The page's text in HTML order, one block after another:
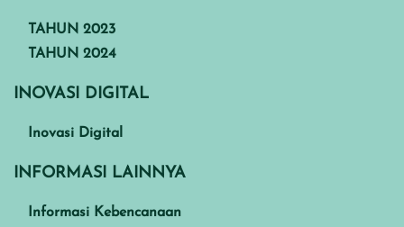
TAHUN 2023
TAHUN 2024
INOVASI DIGITAL
Inovasi Digital
INFORMASI LAINNYA
Informasi Kebencanaan